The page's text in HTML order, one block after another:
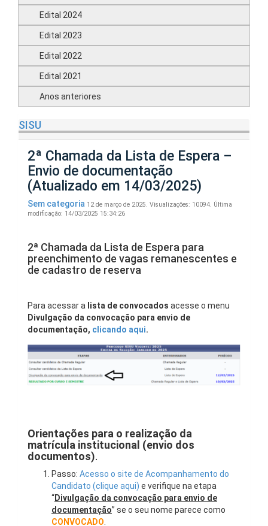
Edital 2024
Edital 2023
Edital 2022
Edital 2021
Anos anteriores
SISU
2ª Chamada da Lista de Espera –
Envio de documentação
(Atualizado em 14/03/2025)
Sem categoria 12 de março de 2025. Visualizações: 10094. Última
modificação: 14/03/2025 15:34:26
2ª Chamada da Lista de Espera para
preenchimento de vagas remanescentes e
de cadastro de reserva
Para acessar a lista de convocados acesse o menu
Divulgação da convocação para envio de
documentação, clicando aqui.
Orientações para o realização da
matrícula institucional (envio dos
documentos).
Passo: Acesso o site de Acompanhamento do
Candidato (clique aqui) e verifique na etapa
“Divulgação da convocação para envio de
documentação” se o seu nome parece como
CONVOCADO